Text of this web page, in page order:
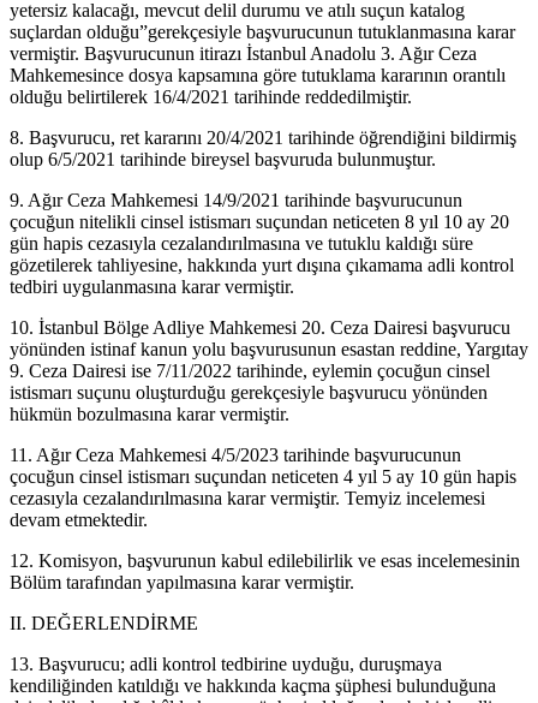
yetersiz kalacağı, mevcut delil durumu ve atılı suçun katalog
suçlardan olduğu”gerekçesiyle başvurucunun tutuklanmasına karar
vermiştir. Başvurucunun itirazı İstanbul Anadolu 3. Ağır Ceza
Mahkemesince dosya kapsamına göre tutuklama kararının orantılı
olduğu belirtilerek 16/4/2021 tarihinde reddedilmiştir.
8. Başvurucu, ret kararını 20/4/2021 tarihinde öğrendiğini bildirmiş
olup 6/5/2021 tarihinde bireysel başvuruda bulunmuştur.
9. Ağır Ceza Mahkemesi 14/9/2021 tarihinde başvurucunun
çocuğun nitelikli cinsel istismarı suçundan neticeten 8 yıl 10 ay 20
gün hapis cezasıyla cezalandırılmasına ve tutuklu kaldığı süre
gözetilerek tahliyesine, hakkında yurt dışına çıkamama adli kontrol
tedbiri uygulanmasına karar vermiştir.
10. İstanbul Bölge Adliye Mahkemesi 20. Ceza Dairesi başvurucu
yönünden istinaf kanun yolu başvurusunun esastan reddine, Yargıtay
9. Ceza Dairesi ise 7/11/2022 tarihinde, eylemin çocuğun cinsel
istismarı suçunu oluşturduğu gerekçesiyle başvurucu yönünden
hükmün bozulmasına karar vermiştir.
11. Ağır Ceza Mahkemesi 4/5/2023 tarihinde başvurucunun
çocuğun cinsel istismarı suçundan neticeten 4 yıl 5 ay 10 gün hapis
cezasıyla cezalandırılmasına karar vermiştir. Temyiz incelemesi
devam etmektedir.
12. Komisyon, başvurunun kabul edilebilirlik ve esas incelemesinin
Bölüm tarafından yapılmasına karar vermiştir.
II. DEĞERLENDİRME
13. Başvurucu; adli kontrol tedbirine uyduğu, duruşmaya
kendiliğinden katıldığı ve hakkında kaçma şüphesi bulunduğuna